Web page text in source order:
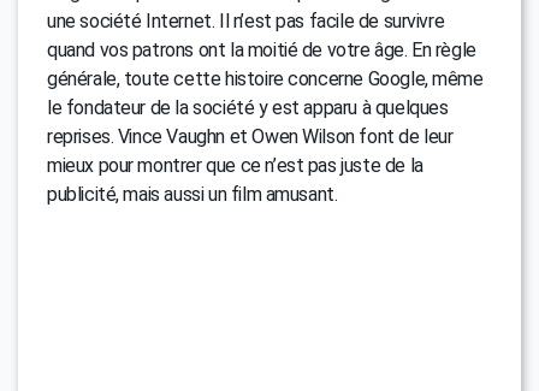
une société Internet. Il n’est pas facile de survivre
quand vos patrons ont la moitié de votre âge. En règle
générale, toute cette histoire concerne Google, même
le fondateur de la société y est apparu à quelques
reprises. Vince Vaughn et Owen Wilson font de leur
mieux pour montrer que ce n’est pas juste de la
publicité, mais aussi un film amusant.